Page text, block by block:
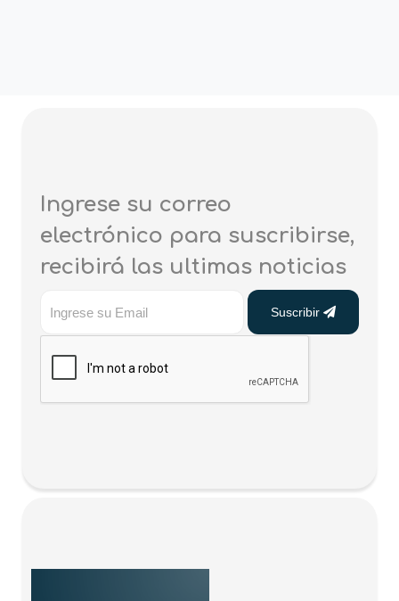
Ingrese su correo
electrónico para suscribirse,
recibirá las ultimas noticias
Suscribir